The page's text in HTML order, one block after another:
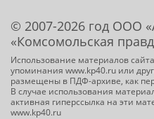
© 2007-2026 год ООО
«Комсомольская
Использование материалов
упоминания www.kp40.ru или
размещены в ПДФ-архиве, как
В случае использования
активная гиперссылка на эти
www.kp40.ru